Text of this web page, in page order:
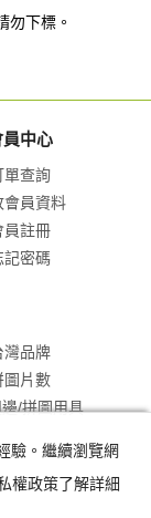
勿下標。
員中心
單查詢
會員資料
員註冊
記密碼
灣品牌
圖片數
/拼圖用具
驗。繼續瀏覽網
權政策了解詳細